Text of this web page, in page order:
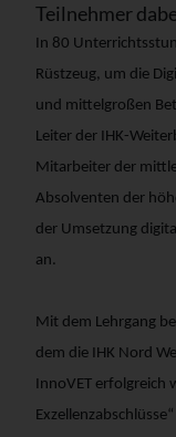
Teilnehmer
In 80
Rüstzeug, um die
und mittelgroßen
Leiter der IHK-
Mitarbeiter der
Absolventen der
der Umsetzung
an.
Mit dem Lehrgang
dem die IHK Nord
InnoVET erfolgreich